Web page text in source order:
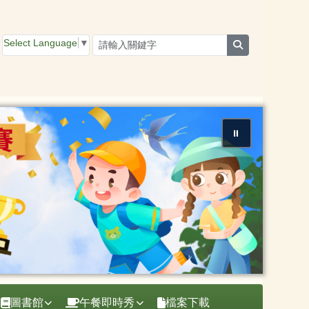
Select Language ▼
⏸
圖書館 午餐即時秀 檔案下載